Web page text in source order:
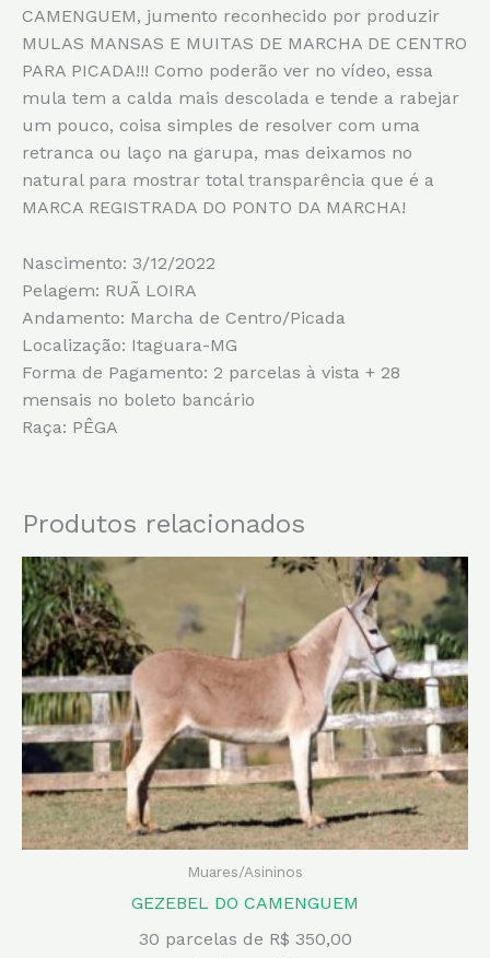
CAMENGUEM, jumento reconhecido por produzir
MULAS MANSAS E MUITAS DE MARCHA DE CENTRO
PARA PICADA!!! Como poderão ver no vídeo, essa
mula tem a calda mais descolada e tende a rabejar
um pouco, coisa simples de resolver com uma
retranca ou laço na garupa, mas deixamos no
natural para mostrar total transparência que é a
MARCA REGISTRADA DO PONTO DA MARCHA!
Nascimento: 3/12/2022
Pelagem: RUÃ LOIRA
Andamento: Marcha de Centro/Picada
Localização: Itaguara-MG
Forma de Pagamento: 2 parcelas à vista + 28
mensais no boleto bancário
Raça: PÊGA
Produtos relacionados
Muares/Asininos
GEZEBEL DO CAMENGUEM
30 parcelas de R$ 350,00